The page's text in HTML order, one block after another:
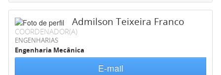
Admilson Teixeira Franco
COORDENADOR(A)
ENGENHARIAS
Engenharia Mecânica
E-mail